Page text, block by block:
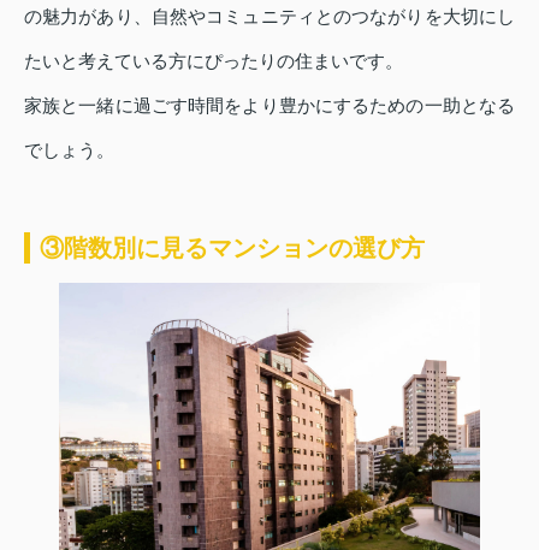
の魅力があり、自然やコミュニティとのつながりを大切にし
たいと考えている方にぴったりの住まいです。
家族と一緒に過ごす時間をより豊かにするための一助となる
でしょう。
③階数別に見るマンションの選び方